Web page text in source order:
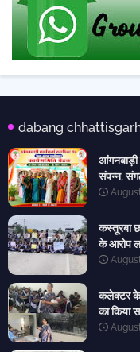
dabang
आंगनबाड़ी
संपन्न,
कस्तूरबा
के आरोप
कलेक्टर के
का किया